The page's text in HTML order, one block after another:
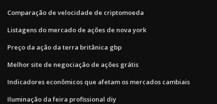
Comparação de velocidade de criptomoeda
Listagens do mercado de ações de nova york
Preço da ação da terra britânica gbp
Melhor site de negociação de ações grátis
Indicadores econômicos que afetam os mercados cambiais
Iluminação da feira profissional diy